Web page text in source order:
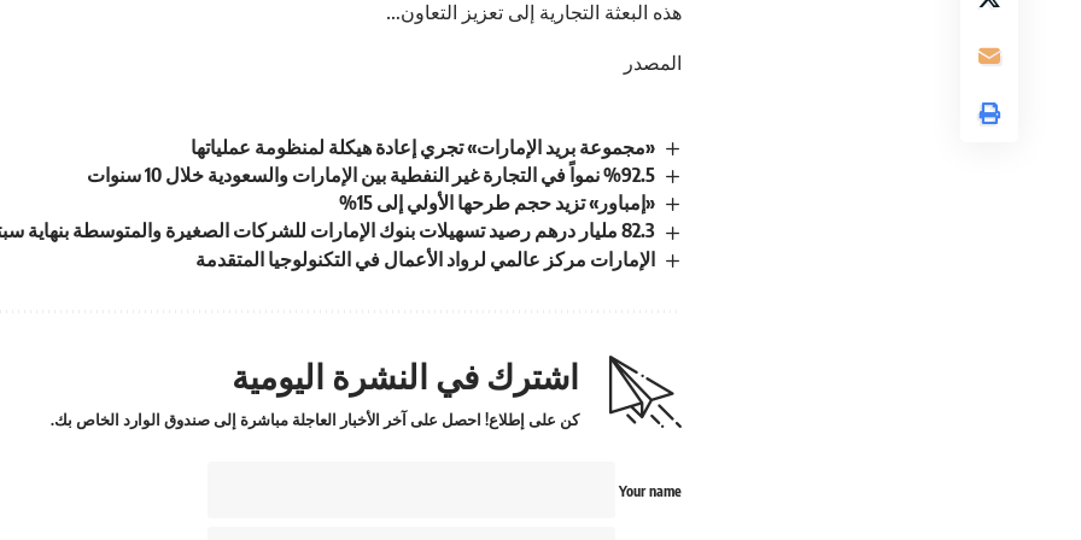
هذه البعثة التجارية إلى تعزيز التعاون…
المصدر
«مجموعة بريد الإمارات» تجري إعادة هيكلة لمنظومة عملياتها
%92.5 نمواً في التجارة غير النفطية بين الإمارات والسعودية خلال 10 سنوات
«إمباور» تزيد حجم طرحها الأولي إلى 15%
82.3 مليار درهم رصيد تسهيلات بنوك الإمارات للشركات الصغيرة والمتوسطة بنهاية سبتمبر
الإمارات مركز عالمي لرواد الأعمال في التكنولوجيا المتقدمة
اشترك في النشرة اليومية
كن على إطلاع! احصل على آخر الأخبار العاجلة مباشرة إلى صندوق الوارد الخاص بك.
Your name